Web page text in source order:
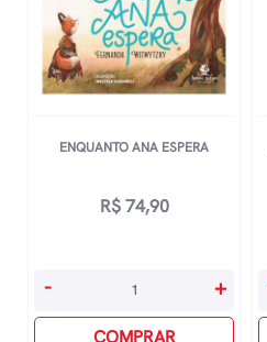
ENQUANTO ANA ESPERA
R$74,90
Enquanto
- +
COMPRAR